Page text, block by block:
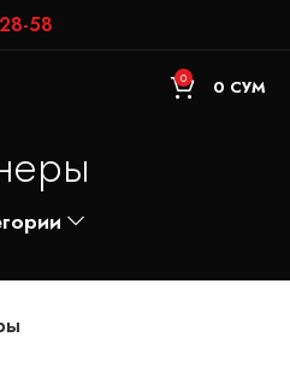
58
0 0 СУМ